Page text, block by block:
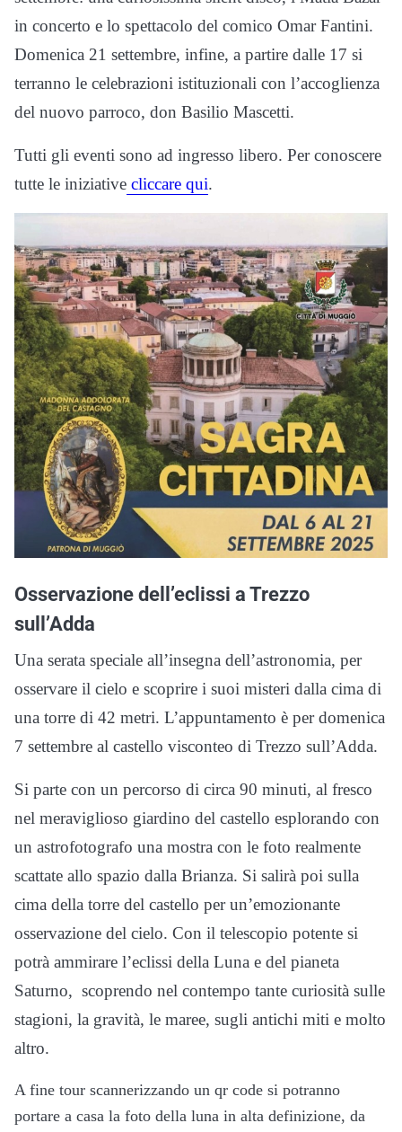
in concerto e lo spettacolo del comico Omar Fantini.
Domenica 21 settembre, infine, a partire dalle 17 si
terranno le celebrazioni istituzionali con l’accoglienza
del nuovo parroco, don Basilio Mascetti.
Tutti gli eventi sono ad ingresso libero. Per conoscere
tutte le iniziative cliccare qui.
Osservazione dell’eclissi a Trezzo
sull’Adda
Una serata speciale all’insegna dell’astronomia, per
osservare il cielo e scoprire i suoi misteri dalla cima di
una torre di 42 metri. L’appuntamento è per domenica
7 settembre al castello visconteo di Trezzo sull’Adda.
Si parte con un percorso di circa 90 minuti, al fresco
nel meraviglioso giardino del castello esplorando con
un astrofotografo una mostra con le foto realmente
scattate allo spazio dalla Brianza. Si salirà poi sulla
cima della torre del castello per un’emozionante
osservazione del cielo. Con il telescopio potente si
potrà ammirare l’eclissi della Luna e del pianeta
Saturno, scoprendo nel contempo tante curiosità sulle
stagioni, la gravità, le maree, sugli antichi miti e molto
altro.
A fine tour scannerizzando un qr code si potranno
portare a casa la foto della luna in alta definizione, da